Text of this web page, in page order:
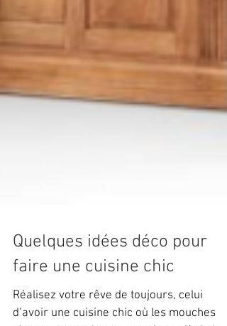
Quelques idées déco pour
faire une cuisine chic